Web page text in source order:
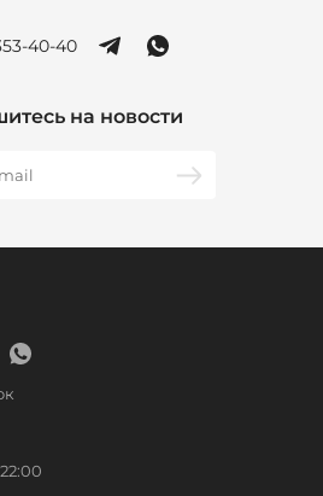
40-40
на новости